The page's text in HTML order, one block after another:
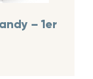
– 1er